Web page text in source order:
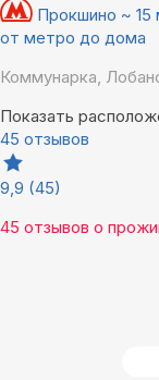
Прокшино ~ 15
от метро до дома
Коммунарка,
Показать
45 отзывов
9,9 (45)
45 отзывов о